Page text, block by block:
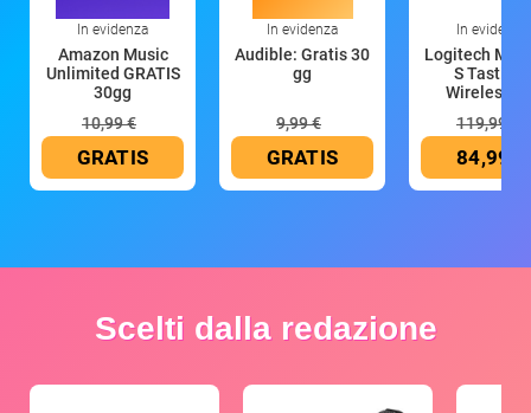
In evidenza
Amazon Music
Unlimited GRATIS
30gg
10,99 €
GRATIS
In evidenza
Audible: Gratis 30
gg
9,99 €
GRATIS
In evidenza
Logitech MX
S Tastiera
Wireless
119,99 €
84,99 €
Scelti dalla redazione